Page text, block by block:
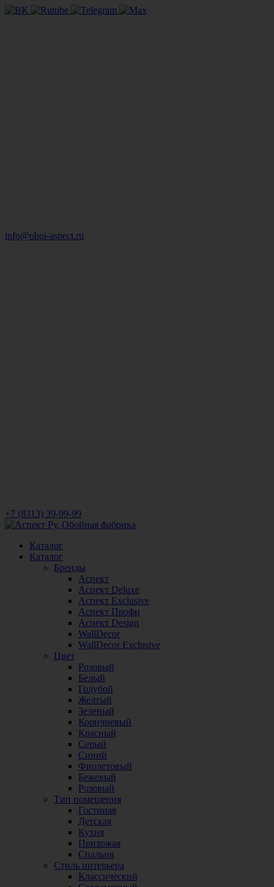
info@oboi-aspect.ru
+7 (8313) 39-99-99
Каталог
Каталог
Бренды
Аспект
Аспект Deluxe
Аспект Exclusive
Аспект Профи
Аспект Design
WallDecor
WallDecor Exclusive
Цвет
Розовый
Белый
Голубой
Желтый
Зеленый
Коричневый
Красный
Серый
Синий
Фиолетовый
Бежевый
Розовый
Тип помещения
Гостиная
Детская
Кухня
Прихожая
Спальня
Стиль интерьера
Классический